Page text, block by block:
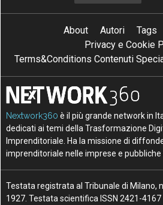
About Autori Tags
Privacy e Cookie
Terms&Conditions Contenuti
Nextwork360 è il più grande network in
dedicati ai temi della Trasformazione
Imprenditoriale. Ha la missione di
imprenditoriale nelle imprese e
Testata registrata al Tribunale di Milano,
1927. Testata scientifica ISSN 2421-4167